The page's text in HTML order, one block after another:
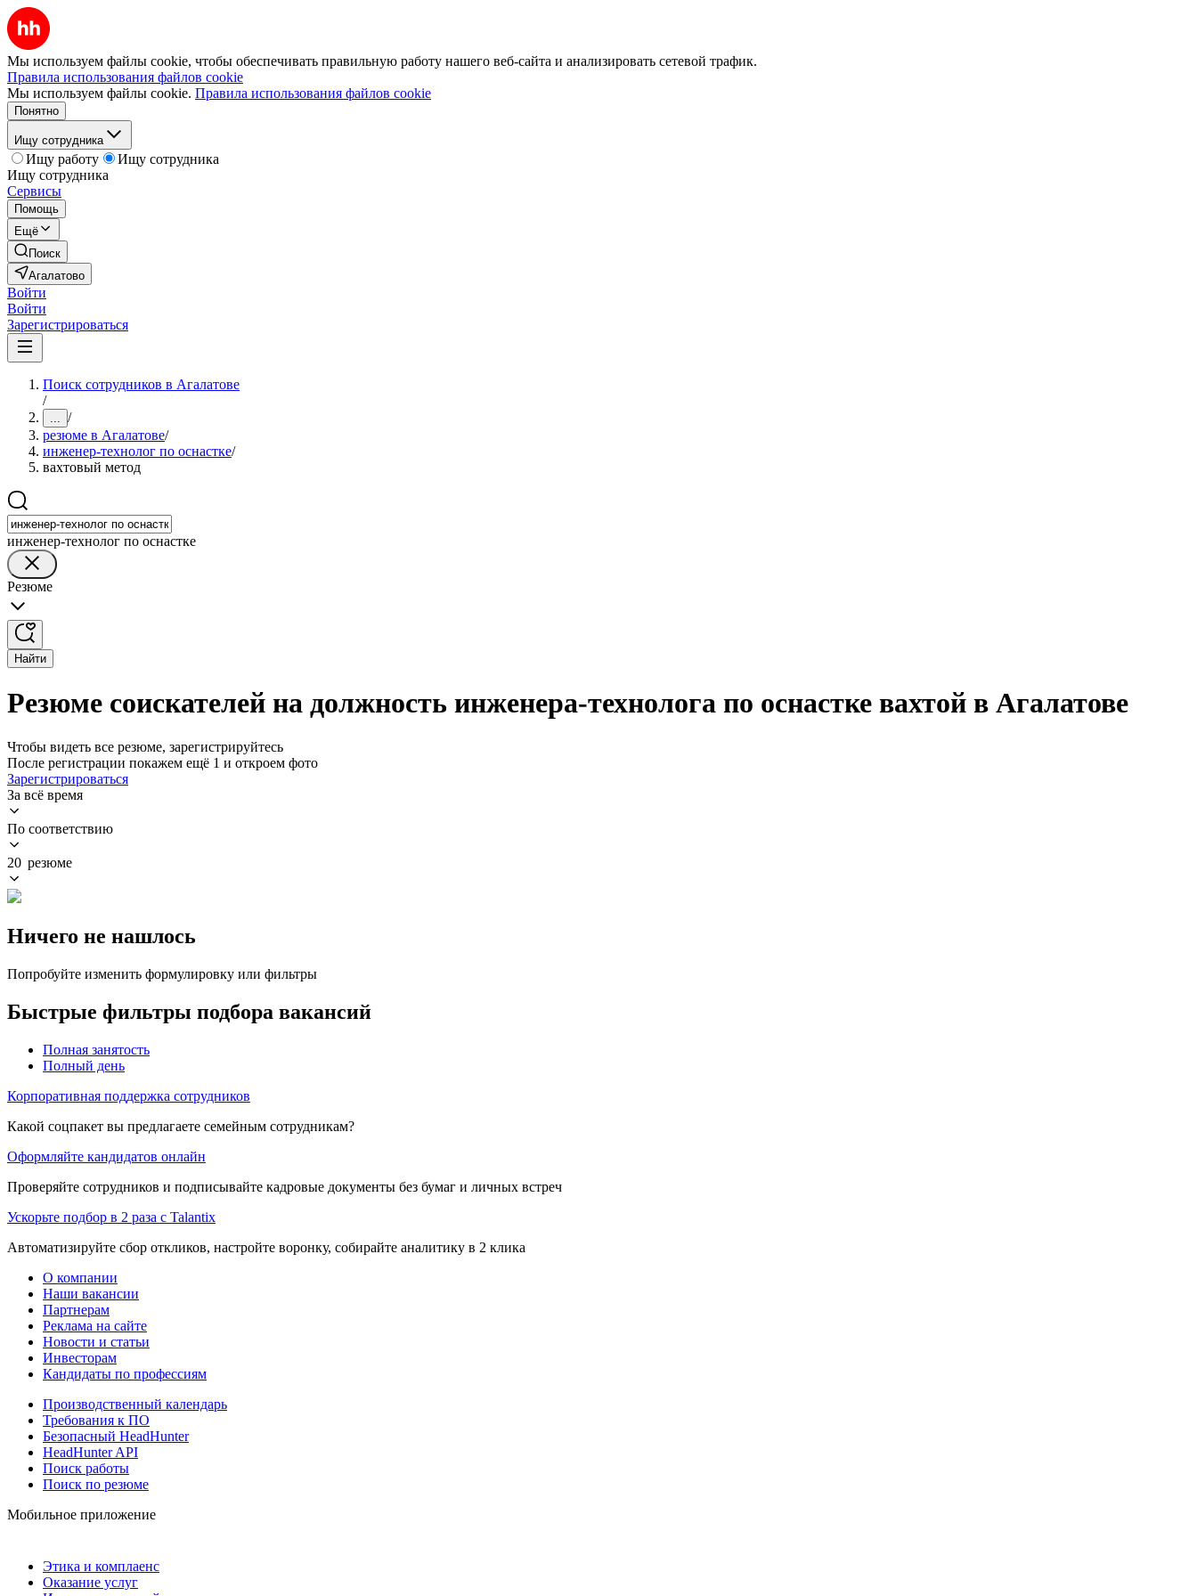
Мы используем файлы cookie, чтобы обеспечивать правильную работу нашего веб-сайта и анализировать сетевой трафик.
Правила использования файлов cookie
Мы используем файлы cookie. Правила использования файлов cookie
Понятно
Ищу сотрудника
Ищу работу
Ищу сотрудника
Ищу сотрудника
Сервисы
Помощь
Ещё
Поиск
Агалатово
Войти
Войти
Зарегистрироваться
Поиск сотрудников в Агалатове
/
... /
резюме в Агалатове/
инженер-технолог по оснастке/
вахтовый метод
инженер-технолог по оснастке
Резюме
Найти
Резюме соискателей на должность инженера-технолога по оснастке вахтой в Агалатове
Чтобы видеть все резюме, зарегистрируйтесь
После регистрации покажем ещё 1 и откроем фото
Зарегистрироваться
За всё время
По соответствию
20 резюме
Ничего не нашлось
Попробуйте изменить формулировку или фильтры
Быстрые фильтры подбора вакансий
Полная занятость
Полный день
Корпоративная поддержка сотрудников
Какой соцпакет вы предлагаете семейным сотрудникам?
Оформляйте кандидатов онлайн
Проверяйте сотрудников и подписывайте кадровые документы без бумаг и личных встреч
Ускорьте подбор в 2 раза с Talantix
Автоматизируйте сбор откликов, настройте воронку, собирайте аналитику в 2 клика
О компании
Наши вакансии
Партнерам
Реклама на сайте
Новости и статьи
Инвесторам
Кандидаты по профессиям
Производственный календарь
Требования к ПО
Безопасный HeadHunter
HeadHunter API
Поиск работы
Поиск по резюме
Мобильное приложение
Этика и комплаенс
Оказание услуг